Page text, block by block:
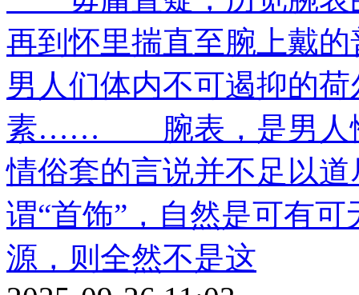
再到怀里揣直至腕上戴
男人们体内不可遏抑的
素…… 腕表，是男人惟
情俗套的言说并不足以
谓“首饰”，自然是可有
源，则全然不是这